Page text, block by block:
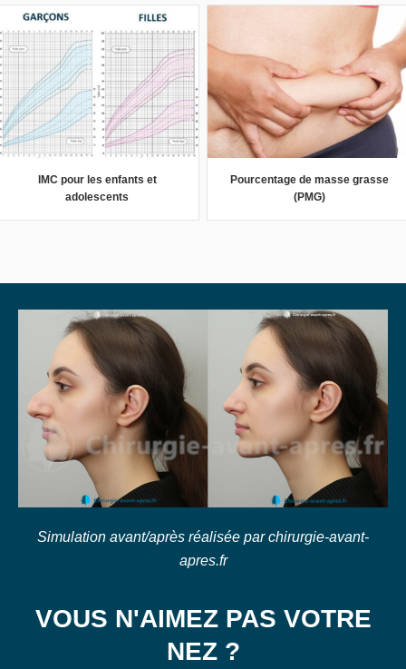
IMC pour les enfants et
adolescents
Pourcentage de masse grasse
(PMG)
Simulation avant/après réalisée par chirurgie-avant-
apres.fr
VOUS N'AIMEZ PAS VOTRE
NEZ ?